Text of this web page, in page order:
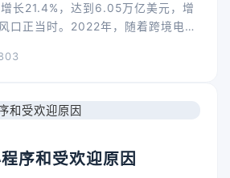
长21.4%，达到6.05万亿美元，增
口正当时。2022年，随着跨境电商
序和受欢迎原因